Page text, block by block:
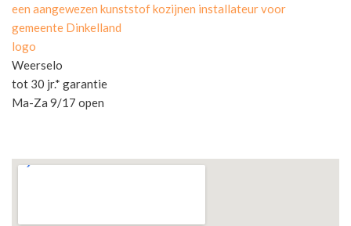
een aangewezen kunststof kozijnen installateur voor
gemeente Dinkelland
logo
Weerselo
tot 30 jr.* garantie
Ma-Za 9/17 open